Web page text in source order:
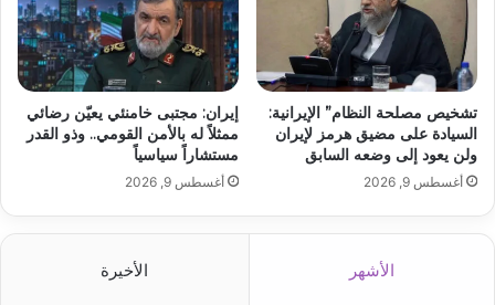
تشخيص مصلحة النظام” الإيرانية:
السيادة على مضيق هرمز لإيران
ولن يعود إلى وضعه السابق
أغسطس 9, 2026
إيران: مجتبى خامنئي يعيّن رضائي
ممثلاً له بالأمن القومي.. وذو القدر
مستشاراً سياسياً
أغسطس 9, 2026
الأشهر الأخيرة